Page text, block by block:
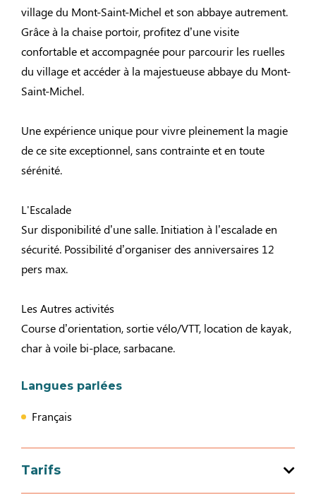
village du Mont-Saint-Michel et son abbaye autrement.
Grâce à la chaise portoir, profitez d’une visite
confortable et accompagnée pour parcourir les ruelles
du village et accéder à la majestueuse abbaye du Mont-
Saint-Michel.
Une expérience unique pour vivre pleinement la magie
de ce site exceptionnel, sans contrainte et en toute
sérénité.
L'Escalade
Sur disponibilité d’une salle. Initiation à l’escalade en
sécurité. Possibilité d’organiser des anniversaires 12
pers max.
Les Autres activités
Course d’orientation, sortie vélo/VTT, location de kayak,
char à voile bi-place, sarbacane.
Langues parlées
Français
Tarifs